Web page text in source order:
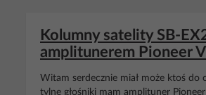
Kolumny satelity SB-
amplitunerem Pioneer
Witam serdecznie miał może ktoś do
tylne głośniki mam amplituner